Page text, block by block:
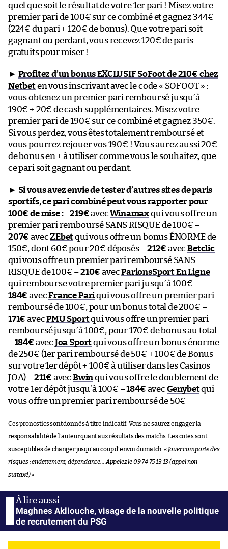
quel que soit le résultat de votre 1er pari ! Misez votre
premier pari de 100€ sur ce combiné et gagnez 344€
(224€ du pari + 120€ de bonus). Que votre pari soit
gagnant ou perdant, vous recevez 120€ de paris
gratuits pour miser !
► Profitez d’un bonus EXCLUSIF SoFoot de 210€ chez
Netbeten vous inscrivant avec le code « SOFOOT » :
vous obtenez un premier pari remboursé jusqu’à
190€ + 20€ de cash supplémentaires. Misez votre
premier pari de 190€ sur ce combiné et gagnez 350€.
Si vous perdez, vous êtes totalement remboursé et
vous pourrez rejouer vos 190€ ! Vous aurez aussi 20€
de bonus en + à utiliser comme vous le souhaitez, que
ce pari soit gagnant ou perdant.
► Si vous avez envie de tester d’autres sites de paris
sportifs, ce pari combiné peut vous rapporter pour
100€ de mise :–219€avecWinamaxqui vous offre un
premier pari remboursé SANS RISQUE de 100€ –
207€ avecZEbetqui vous offre un bonus ÉNORME de
150€, dont 60€ pour 20€ déposés –212€ avecBetclic
qui vous offre un premier pari remboursé SANS
RISQUE de 100€ –210€ avecParionsSport En Ligne
qui rembourse votre premier pari jusqu’à 100€ –
184€ avecFrance Pariqui vous offre un premier pari
remboursé de 100€, pour un bonus total de 200€ –
171€ avecPMU Sportqui vous offre un premier pari
remboursé jusqu’à 100€, pour 170€ de bonus au total
–184€ avec Joa Sportqui vous offre un bonus énorme
de 250€ (1er pari remboursé de 50€ + 100€ de Bonus
sur votre 1er dépôt + 100€ à utiliser dans les Casinos
JOA) –211€ avec Bwinqui vous offre le doublement de
votre 1er dépôt jusqu’à 100€ –184€ avec Genybetqui
vous offre un premier pari remboursé de 50€
Ces pronostics sont donnés à titre indicatif. Vous ne saurez engager la
responsabilité de l’auteur quant aux résultats des matchs. Les cotes sont
susceptibles de changer jusqu’au coup d’envoi du match. « Jouer comporte des
risques : endettement, dépendance… Appelez le 09 74 75 13 13 (appel non
surtaxé)»
Maghnes Akliouche, visage de la nouvelle politique
de recrutement du PSG